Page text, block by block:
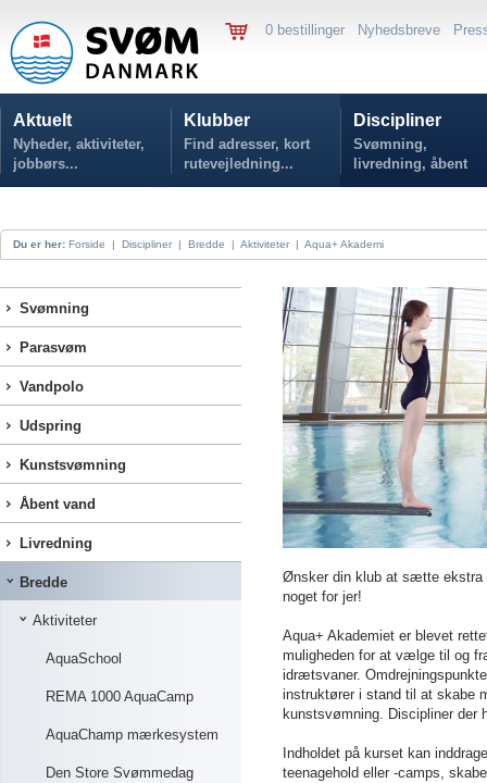
0 bestillinger Nyhedsbreve
Aktuelt
Nyheder, aktiviteter,
jobbørs...
Klubber
Find adresser, kort
rutevejledning...
Discipliner
Svømning,
livredning, åbent
vand...
Du er her: Forside | Discipliner | Bredde | Aktiviteter | Aqua+ Akademi
Svømning
Parasvøm
Vandpolo
Udspring
Kunstsvømning
Åbent vand
Livredning
Bredde
Aktiviteter
AquaSchool
REMA 1000 AquaCamp
AquaChamp mærkesystem
Den Store Svømmedag
Ønsker din klub at sætte ekstra
noget for jer!
Aqua+ Akademiet er blevet
muligheden for at vælge til og
idrætsvaner.
instruktører i stand til at skabe
kunstsvømning. Discipliner
Indholdet på kurset kan
teenagehold eller -camps,